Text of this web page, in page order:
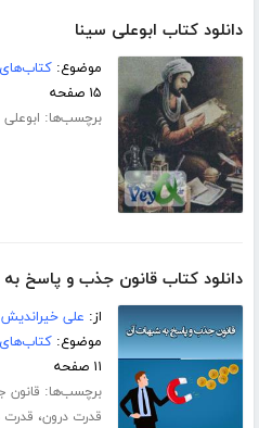
دانلود کتاب ابوعلی سینا
موضوع:
۱۵ صفحه
برچسب‌ها:
دانلود کتاب قانون جذب و پاسخ
از: علی خیراندیش
موضوع:
۱۱ صفحه
برچسب‌ها: قانون
قدرت درون،